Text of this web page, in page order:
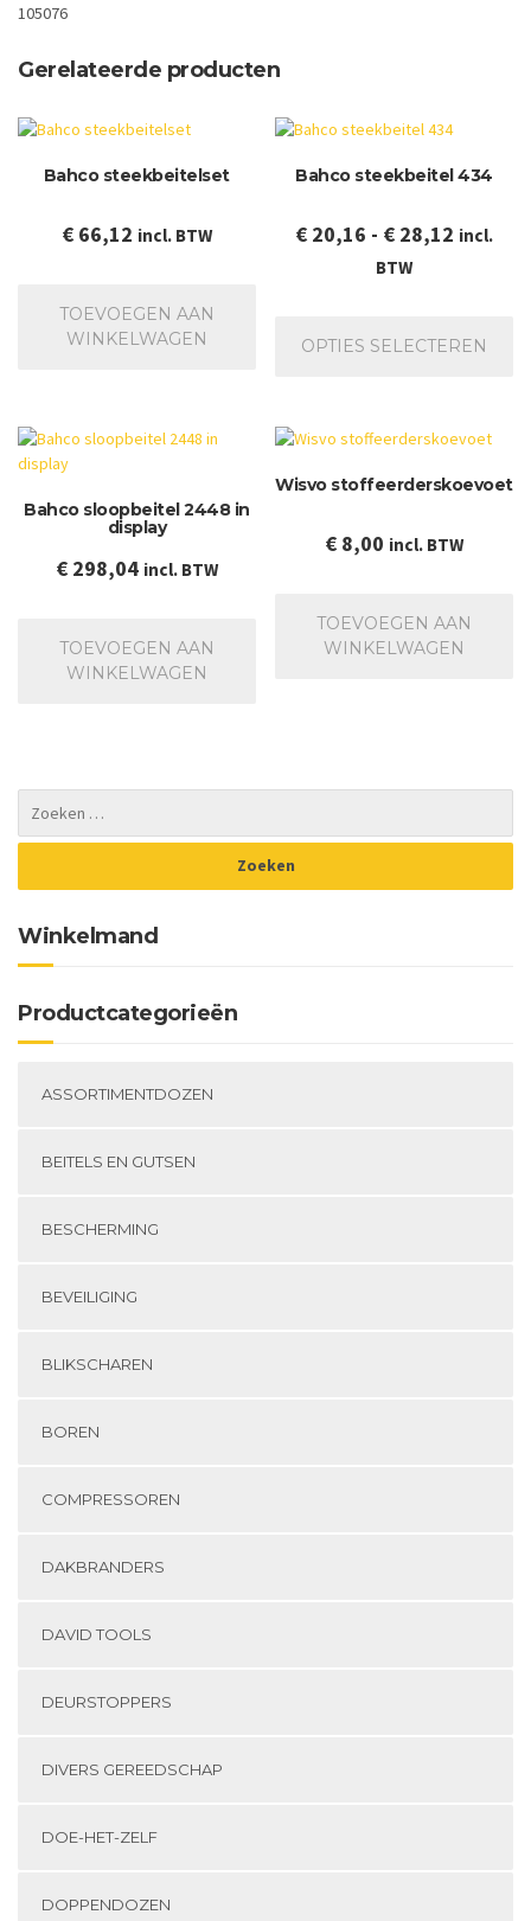
105076
Gerelateerde producten
Bahco steekbeitelset
€66,12 incl. BTW
TOEVOEGEN AAN
WINKELWAGEN
Bahco steekbeitel 434
€ 20,16 - € 28,12 incl.
BTW
OPTIES SELECTEREN
Bahco sloopbeitel 2448 in
display
€298,04 incl. BTW
TOEVOEGEN AAN
WINKELWAGEN
Wisvo stoffeerderskoevoet
€ 8,00 incl. BTW
TOEVOEGEN AAN
WINKELWAGEN
Winkelmand
Productcategorieën
ASSORTIMENTDOZEN
BEITELS EN GUTSEN
BESCHERMING
BEVEILIGING
BLIKSCHAREN
BOREN
COMPRESSOREN
DAKBRANDERS
DAVID TOOLS
DEURSTOPPERS
DIVERS GEREEDSCHAP
DOE-HET-ZELF
DOPPENDOZEN